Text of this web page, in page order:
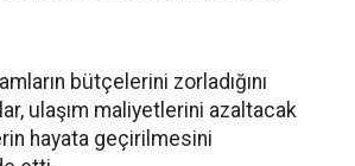
bütçelerini zorladığını
ulaşım maliyetlerini azaltacak
hayata geçirilmesini